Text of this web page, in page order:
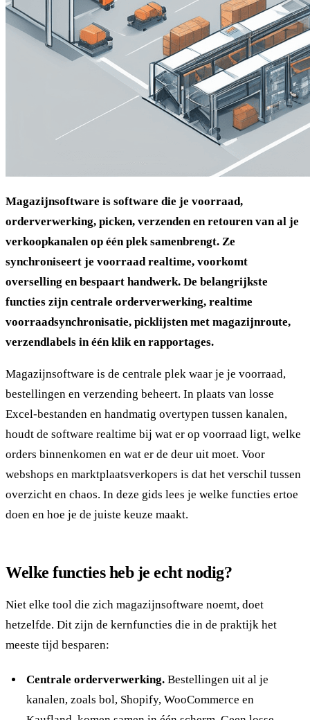
Magazijnsoftware is software die je voorraad,
orderverwerking, picken, verzenden en retouren van al je
verkoopkanalen op één plek samenbrengt. Ze
synchroniseert je voorraad realtime, voorkomt
overselling en bespaart handwerk. De belangrijkste
functies zijn centrale orderverwerking, realtime
voorraadsynchronisatie, picklijsten met magazijnroute,
verzendlabels in één klik en rapportages.
Magazijnsoftware is de centrale plek waar je je voorraad,
bestellingen en verzending beheert. In plaats van losse
Excel-bestanden en handmatig overtypen tussen kanalen,
houdt de software realtime bij wat er op voorraad ligt, welke
orders binnenkomen en wat er de deur uit moet. Voor
webshops en marktplaatsverkopers is dat het verschil tussen
overzicht en chaos. In deze gids lees je welke functies ertoe
doen en hoe je de juiste keuze maakt.
Welke functies heb je echt nodig?
Niet elke tool die zich magazijnsoftware noemt, doet
hetzelfde. Dit zijn de kernfuncties die in de praktijk het
meeste tijd besparen:
Centrale orderverwerking.Bestellingen uit al je
kanalen, zoals bol, Shopify, WooCommerce en